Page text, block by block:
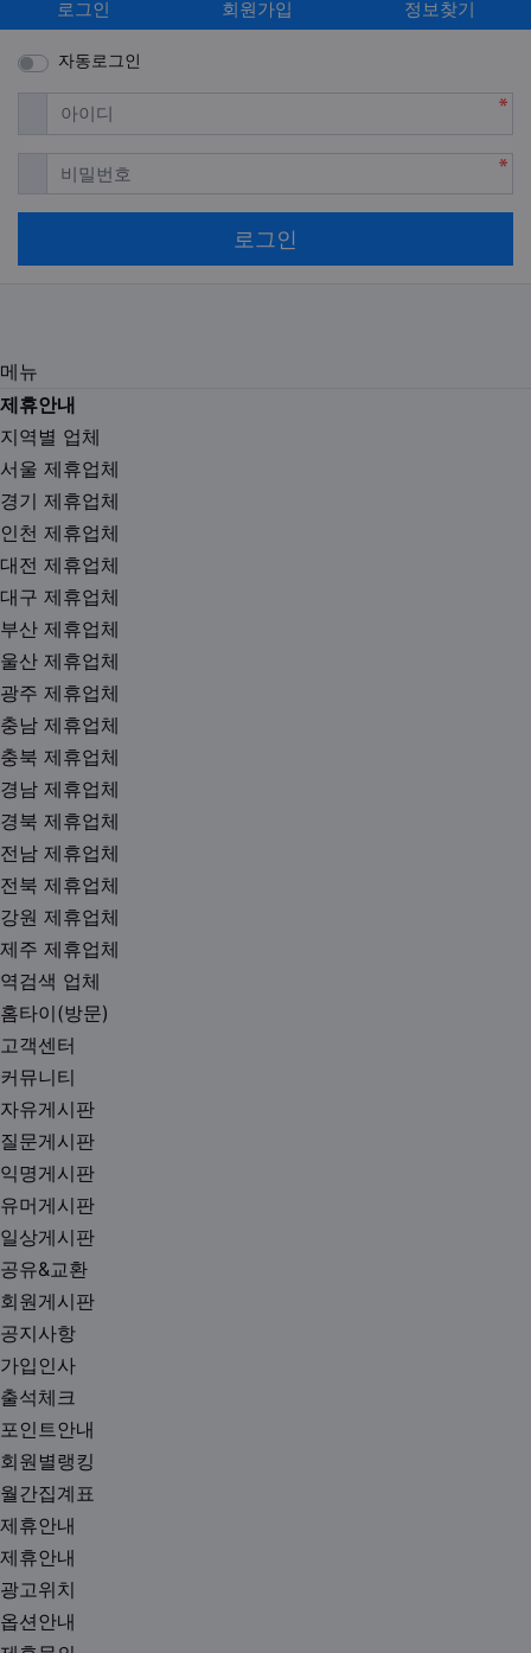
로그인 회원가입 정보찾기
자동로그인
아이디필수
비밀번호필수
로그인
메뉴
제휴안내
지역별 업체
서울 제휴업체
경기 제휴업체
인천 제휴업체
대전 제휴업체
대구 제휴업체
부산 제휴업체
울산 제휴업체
광주 제휴업체
충남 제휴업체
충북 제휴업체
경남 제휴업체
경북 제휴업체
전남 제휴업체
전북 제휴업체
강원 제휴업체
제주 제휴업체
역검색 업체
홈타이(방문)
고객센터
커뮤니티
자유게시판
질문게시판
익명게시판
유머게시판
일상게시판
공유&교환
회원게시판
공지사항
가입인사
출석체크
포인트안내
회원별랭킹
월간집계표
제휴안내
제휴안내
광고위치
옵션안내